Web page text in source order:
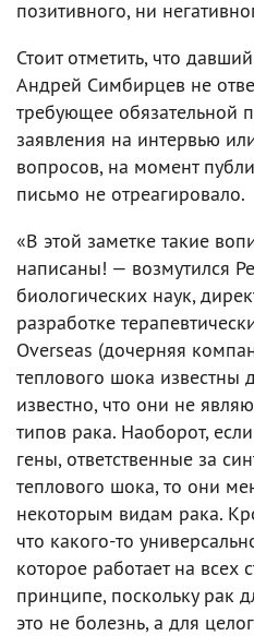
позитивного, ни
Стоит отметить, что
Андрей Симбирцев не
требующее обязательной
заявления на интервью
вопросов, на момент
письмо не отреагировало.
«В этой заметке такие
написаны! — возмутился
биологических наук,
разработке
Overseas (дочерняя
теплового шока известны
известно, что они не
типов рака. Наоборот,
гены, ответственные за
теплового шока, то они
некоторым видам рака.
что какого-то
которое работает на всех
принципе, поскольку рак
это не болезнь, а для